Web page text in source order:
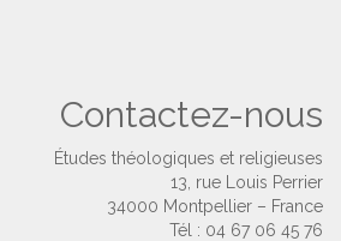
Contactez-nous
Études théologiques et religieuses
13, rue Louis Perrier
34000 Montpellier – France
Tél : 04 67 06 45 76